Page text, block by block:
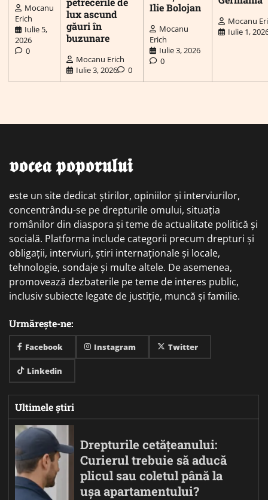
Mocanu
Erich
Iulie 5,
2026
0
lux ascund
găuri în
buzunare
Mocanu Erich
Iulie 3, 2026
0
Ilie Bolojan
Mocanu
Erich
Iulie 3, 2026
0
Mocanu
Iulie 1,
𝖛𝖔𝖈𝖊𝖆 𝖕𝖔𝖕𝖔𝖗𝖚𝖑𝖚𝖎
este un site dedicat știrilor, opiniilor și interviurilor,
concentrându-se pe drepturile omului, situația
românilor din diaspora și teme de actualitate politică și
socială. Platforma include categorii precum drepturi și
obligații, interviuri, știri internaționale și locale,
tehnologie, sondaje și multe altele. De asemenea,
promovează dezbaterile pe teme de interes public,
inclusiv subiecte legate de justiție, muncă și familie.
Urmărește-ne:
Facebook Instagram Twitter
Linkedin
Ultimele știri
Drepturile cetățeanului:
Curierul trebuie să aducă
plicul sau coletul până la
ușa apartamentului?